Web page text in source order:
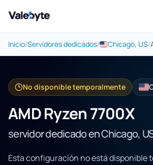
Valebyte
Inicio/Servidores dedicados/ Chicago, US/
No disponible temporalmente
AMD Ryzen 7700X
servidor dedicado en Chicago,
Esta configuración no está disponible